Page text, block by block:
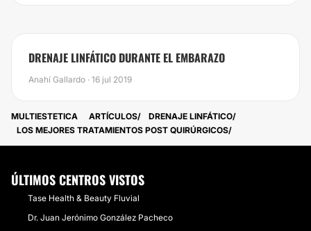
​DRENAJE LINFÁTICO DURANTE EL EMBARAZO
Anahí Gallardo · 16 jul 2019
MULTIESTETICA ARTÍCULOS
DRENAJE LINFÁTICO
LOS MEJORES TRATAMIENTOS POST QUIRÚRGICOS
ÚLTIMOS CENTROS VISTOS
Tase Health & Beauty Fluvial
Dr. Juan Jerónimo González Pacheco